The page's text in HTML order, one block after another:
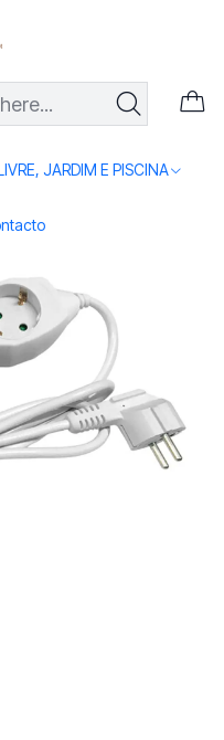
JARDIM E PISCINA
casa, jardim e bricolage
ILUMINAÇAO
EXTENSÕES
3MT 3x1,5MM